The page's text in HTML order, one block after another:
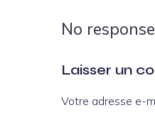
No
Laisser un
Votre adresse e-